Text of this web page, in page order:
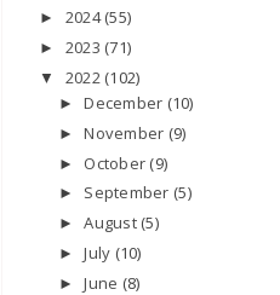
► 2024(55)
► 2023 (71)
▼ 2022 (102)
►December (10)
►November (9)
► October (9)
► September (5)
►August (5)
►July (10)
►June (8)